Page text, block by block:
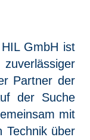
GmbH ist
Partner der
der Suche
mit
Technik über